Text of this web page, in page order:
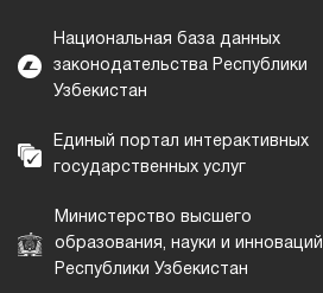
Национальная база данных
законодательства Республики
Узбекистан
Единый портал интерактивных
государственных услуг
Министерство высшего
образования, науки и инноваций
Республики Узбекистан